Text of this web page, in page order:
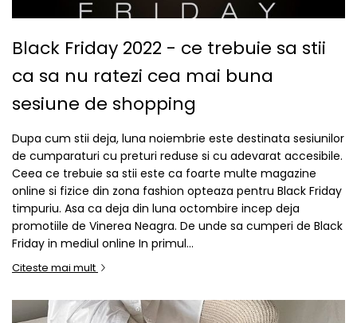
Black Friday 2022 - ce trebuie sa stii
ca sa nu ratezi cea mai buna
sesiune de shopping
Dupa cum stii deja, luna noiembrie este destinata sesiunilor
de cumparaturi cu preturi reduse si cu adevarat accesibile.
Ceea ce trebuie sa stii este ca foarte multe magazine
online si fizice din zona fashion opteaza pentru Black Friday
timpuriu. Asa ca deja din luna octombire incep deja
promotiile de Vinerea Neagra. De unde sa cumperi de Black
Friday in mediul online In primul...
Citeste mai mult